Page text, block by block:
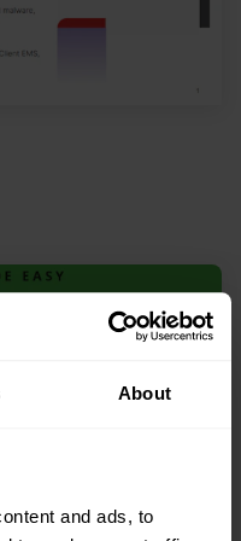
About
and ads, to